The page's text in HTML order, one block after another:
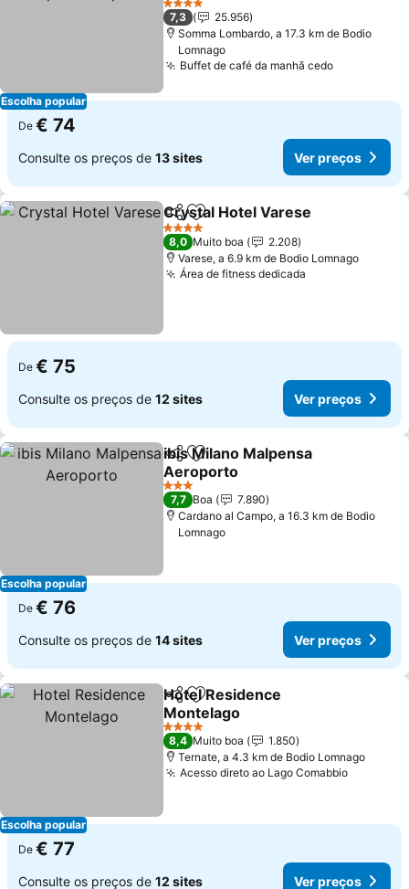
Escolha popular
Ver preços
4 Estrelas
7,3
25.956
Somma Lombardo, a 17.3 km de Bodio
Lomnago
Buffet de café da manhã cedoVer preços
De € 74
Consulte os preços de 13 sites Ver preços
PartilharAdicionar aos favoritos
Crystal Hotel Varese
4 Estrelas
8,0 Muito boa
2.208
Varese, a 6.9 km de Bodio Lomnago
Área de fitness dedicada
De € 75
Consulte os preços de 12 sites Ver preços
Escolha popular
PartilharAdicionar aos favoritos
ibis Milano Malpensa
Aeroporto
Ver preços
3 Estrelas
7,7 Boa
7.890
Cardano al Campo, a 16.3 km de Bodio
Lomnago
De € 76
Consulte os preços de 14 sites Ver preços
Escolha popular
PartilharAdicionar aos favoritos
Hotel Residence
Montelago
Ver preços
4 Estrelas
8,4 Muito boa
1.850
Ternate, a 4.3 km de Bodio Lomnago
Acesso direto ao Lago ComabbioVer
De € 77
Consulte os preços de 12 sites Ver preços